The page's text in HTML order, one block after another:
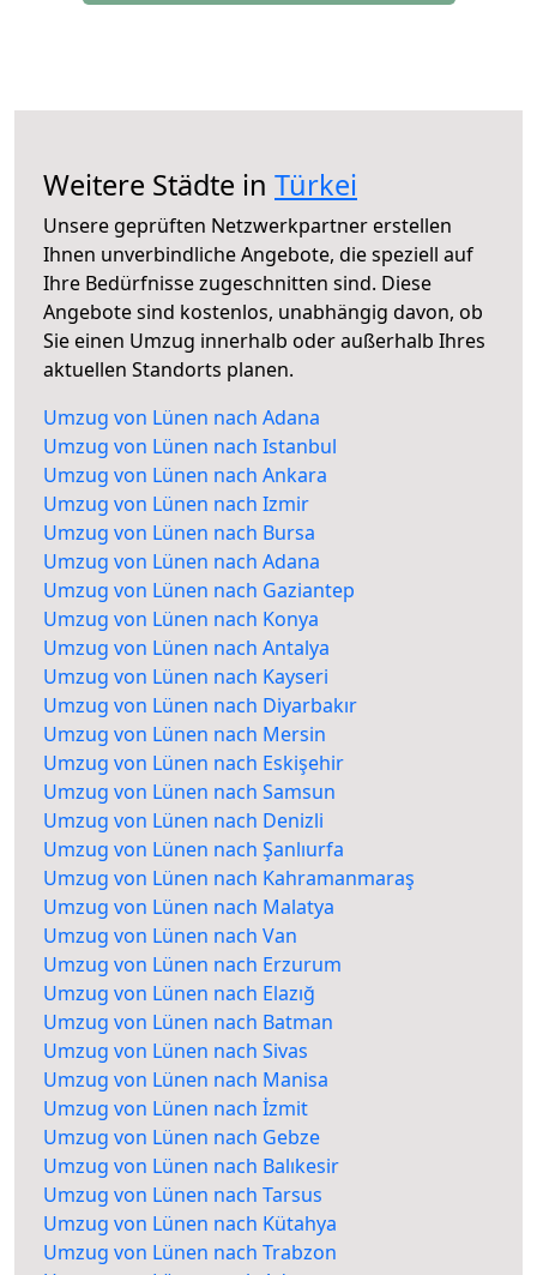
Weitere Städte in Türkei
Unsere geprüften Netzwerkpartner erstellen
Ihnen unverbindliche Angebote, die speziell auf
Ihre Bedürfnisse zugeschnitten sind. Diese
Angebote sind kostenlos, unabhängig davon, ob
Sie einen Umzug innerhalb oder außerhalb Ihres
aktuellen Standorts planen.
Umzug von Lünen nach Adana
Umzug von Lünen nach Istanbul
Umzug von Lünen nach Ankara
Umzug von Lünen nach Izmir
Umzug von Lünen nach Bursa
Umzug von Lünen nach Adana
Umzug von Lünen nach Gaziantep
Umzug von Lünen nach Konya
Umzug von Lünen nach Antalya
Umzug von Lünen nach Kayseri
Umzug von Lünen nach Diyarbakır
Umzug von Lünen nach Mersin
Umzug von Lünen nach Eskişehir
Umzug von Lünen nach Samsun
Umzug von Lünen nach Denizli
Umzug von Lünen nach Şanlıurfa
Umzug von Lünen nach Kahramanmaraş
Umzug von Lünen nach Malatya
Umzug von Lünen nach Van
Umzug von Lünen nach Erzurum
Umzug von Lünen nach Elazığ
Umzug von Lünen nach Batman
Umzug von Lünen nach Sivas
Umzug von Lünen nach Manisa
Umzug von Lünen nach İzmit
Umzug von Lünen nach Gebze
Umzug von Lünen nach Balıkesir
Umzug von Lünen nach Tarsus
Umzug von Lünen nach Kütahya
Umzug von Lünen nach Trabzon